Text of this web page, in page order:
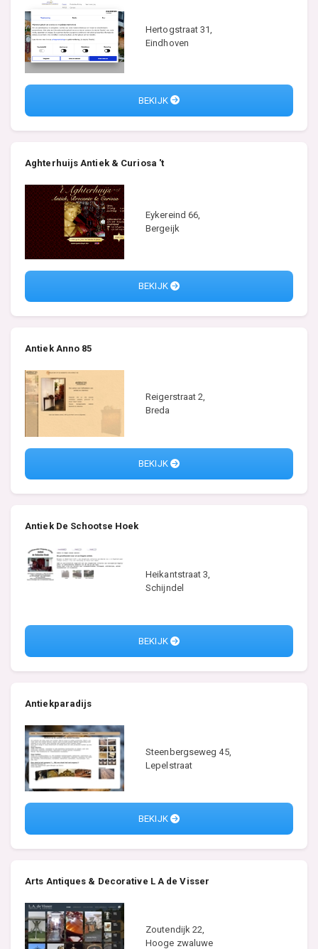
Hertogstraat 31,
Eindhoven
BEKIJK
Aghterhuijs Antiek & Curiosa 't
Eykereind 66,
Bergeijk
BEKIJK
Antiek Anno 85
Reigerstraat 2,
Breda
BEKIJK
Antiek De Schootse Hoek
Heikantstraat 3,
Schijndel
BEKIJK
Antiekparadijs
Steenbergseweg 45,
Lepelstraat
BEKIJK
Arts Antiques & Decorative L A de Visser
Zoutendijk 22,
Hooge zwaluwe